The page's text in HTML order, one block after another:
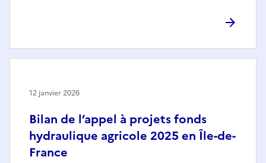
Bilan de l’appel à projets fonds
hydraulique agricole 2025 en Île-de-
France
12 janvier 2026